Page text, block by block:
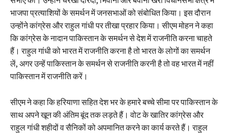
भाजपा प्रत्याशियों के समर्थन में जनसभाओं को संबोधित किया। इस दौरान
उन्होंने कांग्रेस और राहुल गांधी पर तीखा प्रहार किया। सीएम मोहन ने कहा
कि कांग्रेस के नादान पाकिस्तान के समर्थन से देश में राजनीति करना चाहते
हैं। राहुल गांधी को भारत में राजनीति करना है तो भारत के लोगों का समर्थन
लें, अगर उन्हें पाकिस्तान के समर्थन से राजनीति करनी है तो वह भारत में नहीं
पाकिस्तान में राजनीति करें।
सीएम ने कहा कि हरियाणा सहित देश भर के हमारे बच्चे सीमा पर पाकिस्तान के
साथ अपने खून की अंतिम बूंद तक लड़ते हैं। वोट के खातिर कांग्रेस और
राहुल गांधी शहीदों व सैनिकों को अपमानित करने का कार्य करते हैं। राहुल